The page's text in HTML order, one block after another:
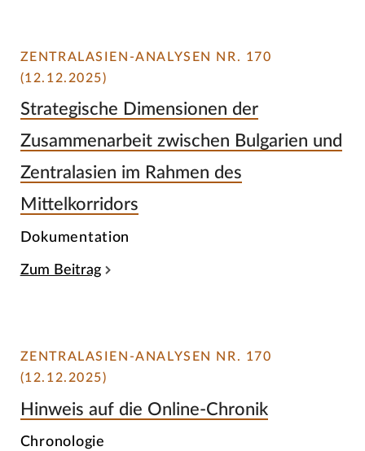
ZENTRALASIEN-ANALYSEN NR. 170
(12.12.2025)
Strategische Dimensionen der
Zusammenarbeit zwischen Bulgarien und
Zentralasien im Rahmen des
Mittelkorridors
Dokumentation
Zum Beitrag
ZENTRALASIEN-ANALYSEN NR. 170
(12.12.2025)
Hinweis auf die Online-Chronik
Chronologie